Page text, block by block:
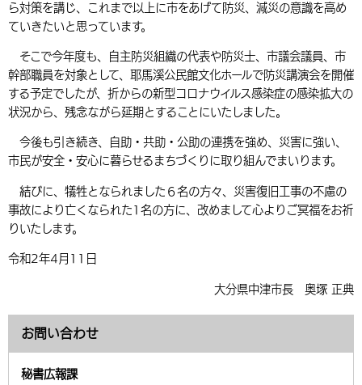
ら対策を講じ、これまで以上に市をあげて防災、減災の意識を高め
ていきたいと思っています。
そこで今年度も、自主防災組織の代表や防災士、市議会議員、市
幹部職員を対象として、耶馬溪公民館文化ホールで防災講演会を開催
する予定でしたが、折からの新型コロナウイルス感染症の感染拡大の
状況から、残念ながら延期とすることにいたしました。
今後も引き続き、自助・共助・公助の連携を強め、災害に強い、
市民が安全・安心に暮らせるまちづくりに取り組んでまいります。
結びに、犠牲となられました６名の方々、災害復旧工事の不慮の
事故により亡くなられた1名の方に、改めまして心よりご冥福をお祈
りいたします。
令和2年4月11日
大分県中津市長 奥塚 正典
お問い合わせ
秘書広報課